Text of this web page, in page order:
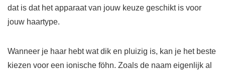
dat is dat het apparaat van jouw keuze geschikt is voor
jouw haartype.
Wanneer je haar hebt wat dik en pluizig is, kan je het beste
kiezen voor een ionische föhn. Zoals de naam eigenlijk al